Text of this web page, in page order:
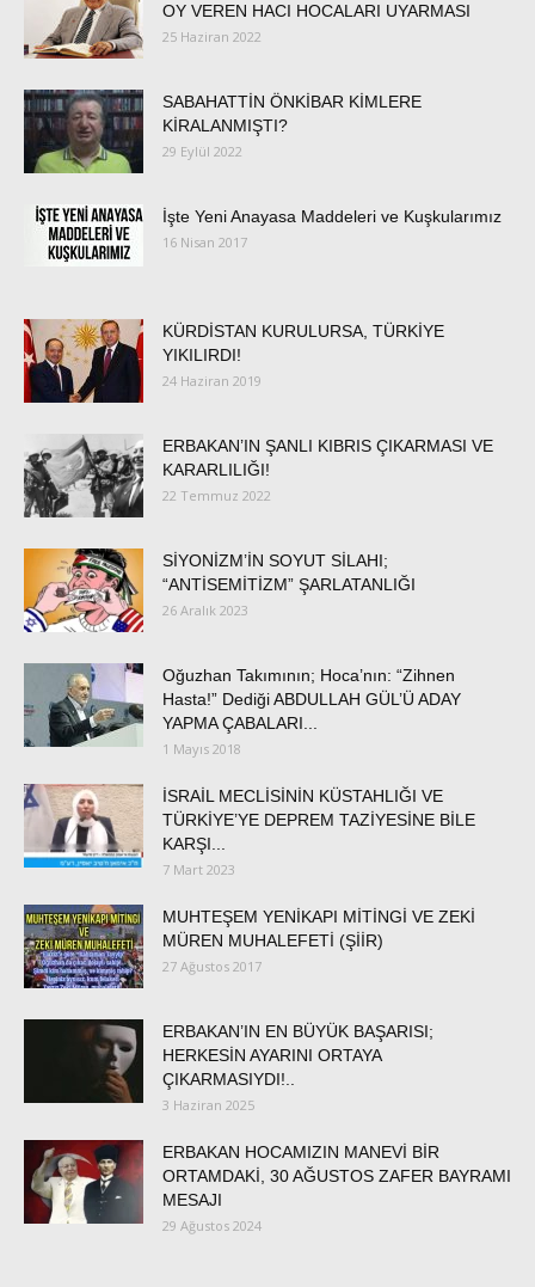
OY VEREN HACI HOCALARI UYARMASI
25 Haziran 2022
SABAHATTİN ÖNKİBAR KİMLERE
KİRALANMIŞTI?
29 Eylül 2022
İşte Yeni Anayasa Maddeleri ve Kuşkularımız
16 Nisan 2017
KÜRDİSTAN KURULURSA, TÜRKİYE
YIKILIRDI!
24 Haziran 2019
ERBAKAN’IN ŞANLI KIBRIS ÇIKARMASI VE
KARARLILIĞI!
22 Temmuz 2022
SİYONİZM’İN SOYUT SİLAHI;
“ANTİSEMİTİZM” ŞARLATANLIĞI
26 Aralık 2023
Oğuzhan Takımının; Hoca’nın: “Zihnen
Hasta!” Dediği ABDULLAH GÜL’Ü ADAY
YAPMA ÇABALARI...
1 Mayıs 2018
İSRAİL MECLİSİNİN KÜSTAHLIĞI VE
TÜRKİYE’YE DEPREM TAZİYESİNE BİLE
KARŞI...
7 Mart 2023
MUHTEŞEM YENİKAPI MİTİNGİ VE ZEKİ
MÜREN MUHALEFETİ (ŞİİR)
27 Ağustos 2017
ERBAKAN’IN EN BÜYÜK BAŞARISI;
HERKESİN AYARINI ORTAYA
ÇIKARMASIYDI!..
3 Haziran 2025
ERBAKAN HOCAMIZIN MANEVİ BİR
ORTAMDAKİ, 30 AĞUSTOS ZAFER BAYRAMI
MESAJI
29 Ağustos 2024